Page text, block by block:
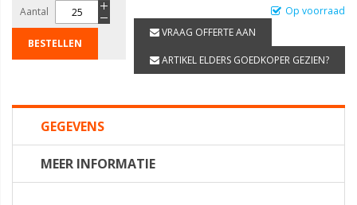
Op voorraad
Aantal
BESTELLEN
VRAAG OFFERTE AAN
ARTIKEL ELDERS GOEDKOPER GEZIEN?
GEGEVENS
MEER INFORMATIE